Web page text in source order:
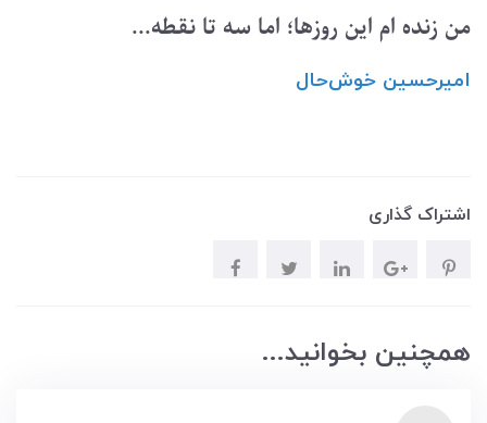
من زنده ام این روزها؛ اما سه تا نقطه...
امیرحسین ‌خوش‌حال
اشتراک گذاری
همچنین بخوانید...